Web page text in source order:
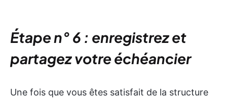
Étape n° 6 : enregistrez et
partagez votre échéancier
Une fois que vous êtes satisfait de la structure